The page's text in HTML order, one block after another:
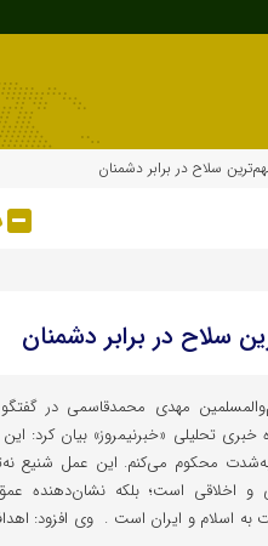
سلاح در برابر دشمنان
سلاح در برابر دشمنان
مهدی محمدقاسمی در گفتگو
خبری تحلیلی «خبرنیمروز» بیان کرد:
محکوم می‌کنم. این عمل شنیع
و اخلاقی است؛ بلکه نشان‌دهنده
به اسلام و ایران است . وی افزود: